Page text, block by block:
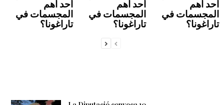
أحد أهم
المجسمات في
تاراغونا؟
أحد أهم
المجسمات في
تاراغونا؟
أحد أهم
المجسمات في
تاراغونا؟